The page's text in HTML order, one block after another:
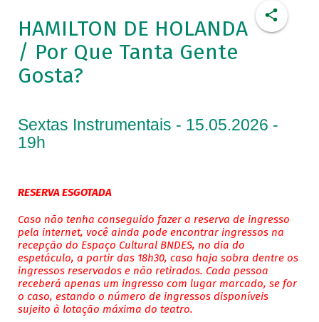
HAMILTON DE HOLANDA
/ Por Que Tanta Gente
Gosta?
Sextas Instrumentais - 15.05.2026 -
19h
RESERVA ESGOTADA
Caso não tenha conseguido fazer a reserva de ingresso
pela internet, você ainda pode encontrar ingressos na
recepção do Espaço Cultural BNDES, no dia do
espetáculo, a partir das 18h30, caso haja sobra dentre os
ingressos reservados e não retirados. Cada pessoa
receberá apenas um ingresso com lugar marcado, se for
o caso, estando o número de ingressos disponíveis
sujeito à lotação máxima do teatro.